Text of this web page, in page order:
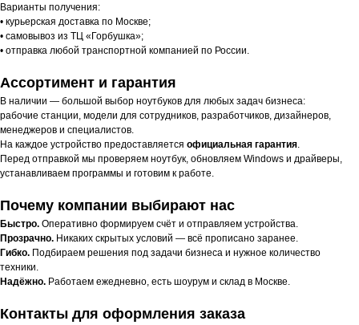
Варианты получения:
• курьерская доставка по Москве;
• самовывоз из ТЦ «Горбушка»;
• отправка любой транспортной компанией по России.
Ассортимент и гарантия
В наличии — большой выбор ноутбуков для любых задач бизнеса:
рабочие станции, модели для сотрудников, разработчиков, дизайнеров,
менеджеров и специалистов.
На каждое устройство предоставляется официальная гарантия.
Перед отправкой мы проверяем ноутбук, обновляем Windows и драйверы,
устанавливаем программы и готовим к работе.
Почему компании выбирают нас
Быстро. Оперативно формируем счёт и отправляем устройства.
Прозрачно. Никаких скрытых условий — всё прописано заранее.
Гибко. Подбираем решения под задачи бизнеса и нужное количество
техники.
Надёжно. Работаем ежедневно, есть шоурум и склад в Москве.
Контакты для оформления заказа